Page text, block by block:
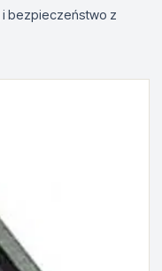
bezpieczeństwo z